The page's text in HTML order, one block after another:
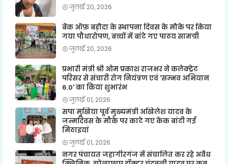
जुलाई 20, 2026
बैंक ऑफ़ बड़ौदा के स्थापना दिवस के मौके पर किया
गया पौधारोपण, बच्चों में बांटे गए पाठय सामग्री
जुलाई 20, 2026
प्रभारी मंत्री श्री ओम प्रकाश राजभर ने कलेक्ट्रेट
परिसर से संचारी रोग नियंत्रण एवं 'सम्भव अभियान
6.0' का किया शुभारंभ
जुलाई 01, 2026
सपा मुखिया पूर्व मुख्यमंत्री अखिलेश यादव के
जन्मदिवस के मौके पर काटे गए केक बांटी गई
मिठाइयां
जुलाई 01, 2026
नगर पंचायत जहागीरगंज में संचालित कर रहे अवैध